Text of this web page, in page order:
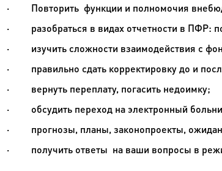
·
Повторить функции и полномочия
·
разобраться в видах отчетности в ПФР:
·
изучить сложности взаимодействия с
·
правильно сдать корректировку до и
·
вернуть переплату, погасить недоимку;
·
обсудить переход на электронный
·
прогнозы, планы, законопроекты,
·
получить ответы на ваши вопросы в